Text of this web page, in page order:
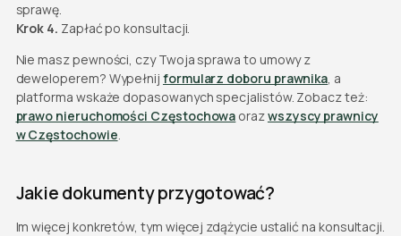
sprawę.
Krok 4. Zapłać po konsultacji.
Nie masz pewności, czy Twoja sprawa to umowy z
deweloperem? Wypełnij formularz doboru prawnika, a
platforma wskaże dopasowanych specjalistów. Zobacz też:
prawo nieruchomości Częstochowa orazwszyscy prawnicy
w Częstochowie.
Jakie dokumenty przygotować?
Im więcej konkretów, tym więcej zdążycie ustalić na konsultacji.